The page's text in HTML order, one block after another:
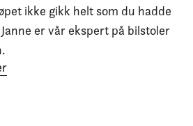
ikke gikk helt som du hadde
er vår ekspert på bilstoler